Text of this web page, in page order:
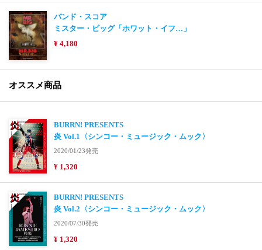
バンド・スコア
ミスター・ビッグ「ホワット・イフ…」
¥ 4,180
オススメ商品
BURRN! PRESENTS
炎 Vol.1〈シンコー・ミュージック・ムック〉
2020/01/23発売
¥ 1,320
BURRN! PRESENTS
炎 Vol.2〈シンコー・ミュージック・ムック〉
2020/07/30発売
¥ 1,320